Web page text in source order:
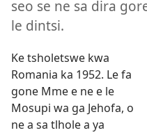
seo se ne sa dira
le dintsi.
Ke tsholetswe kwa
Romania ka 1952. Le fa
gone Mme e ne e le
Mosupi wa ga Jehofa, o
ne a sa tlhole a ya